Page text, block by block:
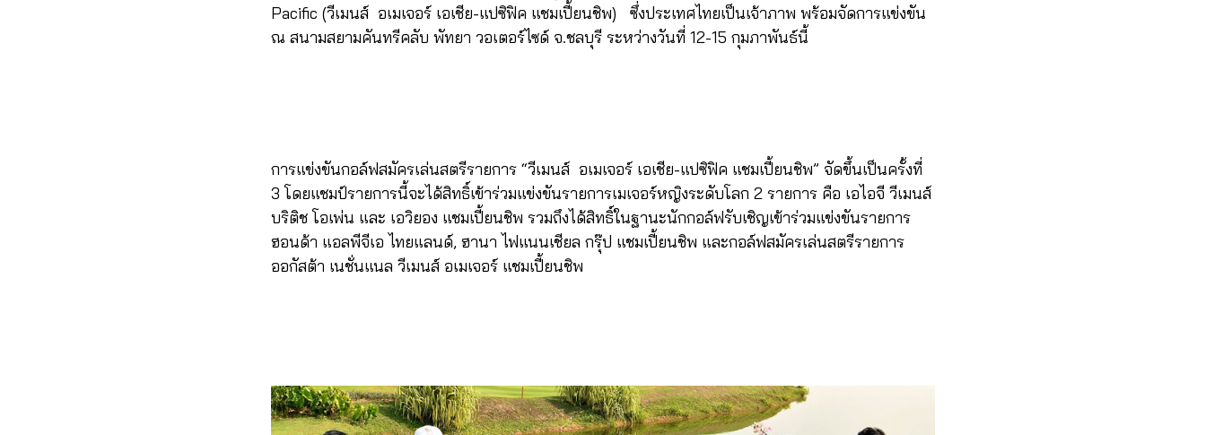
Pacific (วีเมนส์ อเมเจอร์ เอเชีย-แปซิฟิค แชมเปี้ยนชิพ) ซึ่งประเทศไทยเป็นเจ้าภาพ พร้อมจัดการแข่งขัน
ณ สนามสยามคันทรีคลับ พัทยา วอเตอร์ไซด์ จ.ชลบุรี ระหว่างวันที่ 12-15 กุมภาพันธ์นี้
การแข่งขันกอล์ฟสมัครเล่นสตรีรายการ “วีเมนส์ อเมเจอร์ เอเชีย-แปซิฟิค แชมเปี้ยนชิพ” จัดขึ้นเป็นครั้งที่
3 โดยแชมป์รายการนี้จะได้สิทธิ์เข้าร่วมแข่งขันรายการเมเจอร์หญิงระดับโลก 2 รายการ คือ เอไอจี วีเมนส์
บริติช โอเพ่น และ เอวิยอง แชมเปี้ยนชิพ รวมถึงได้สิทธิ์ในฐานะนักกอล์ฟรับเชิญเข้าร่วมแข่งขันรายการ
ฮอนด้า แอลพีจีเอ ไทยแลนด์, ฮานา ไฟแนนเชียล กรุ๊ป แชมเปี้ยนชิพ และกอล์ฟสมัครเล่นสตรีรายการ
ออกัสต้า เนชั่นแนล วีเมนส์ อเมเจอร์ แชมเปี้ยนชิพ